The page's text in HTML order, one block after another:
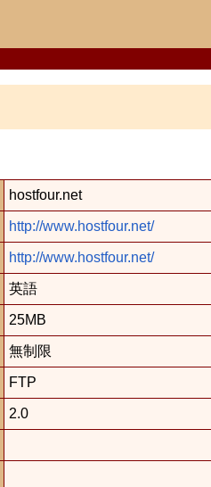
hostfour.net
http://www.hostfour.net/
http://www.hostfour.net/
英語
25MB
無制限
FTP
2.0